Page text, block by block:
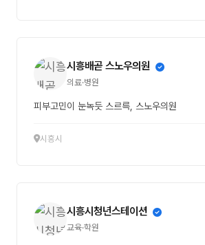
시흥배곧 스노우의원
의료·병원
피부고민이 눈녹듯 스르륵, 스노우의원
시흥시
시흥시청년스테이션
교육·학원